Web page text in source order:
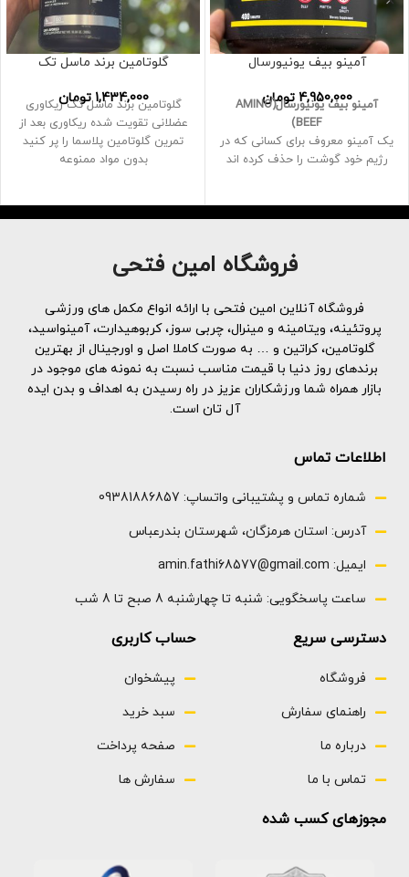
آمینو بیف یونیورسال
4,950,000 تومانآمینو بیف یونیورسال(َAMINO
BEEF)
یک آمینو معروف برای کسانی که در
رژیم خود گوشت را حذف کرده اند
گلوتامین برند ماسل تک
1,434,000 تومان
گلوتامین برند ماسل تک ریکاوری
عضلانی تقویت شده ریکاوری بعد از
تمرین گلوتامین پلاسما را پر کنید
بدون مواد ممنوعه
فروشگاه امین فتحی
فروشگاه آنلاین امین فتحی با ارائه انواع مکمل های ورزشی
پروتئینه، ویتامینه و مینرال، چربی سوز، کربوهیدارت، آمینواسید،
گلوتامین، کراتین و … به صورت کاملا اصل و اورجینال از بهترین
برندهای روز دنیا با قیمت مناسب نسبت به نمونه های موجود در
بازار همراه شما ورزشکاران عزیز در راه رسیدن به اهداف و بدن ایده
آل تان است.
اطلاعات تماس
شماره تماس و پشتیبانی واتساپ: 09381886857
آدرس: استان هرمزگان، شهرستان بندرعباس
ایمیل: amin.fathi68577@gmail.com
ساعت پاسخگویی: شنبه تا چهارشنبه 8 صبح تا 8 شب
دسترسی سریع
فروشگاه
راهنمای سفارش
درباره ما
تماس با ما
حساب کاربری
پیشخوان
سبد خرید
صفحه پرداخت
سفارش ها
مجوزهای کسب شده